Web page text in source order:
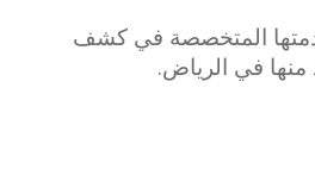
المتخصصة في كشف
منها في الرياض.